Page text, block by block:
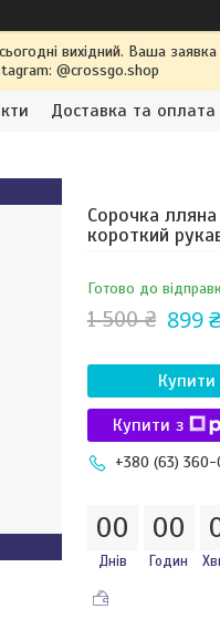
вихідний. Ваша
@crossgo.shop
Доставка та оплата
Сорочка
короткий
Готово до
1 500 ₴ 899 ₴
Купити
Купити з
+380 (63) 360-
00
Днів
00
Годин